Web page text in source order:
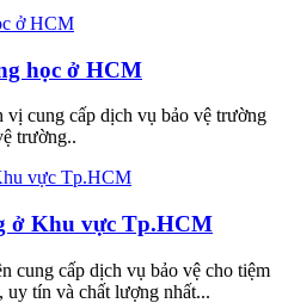
học ở HCM
cung cấp dịch vụ bảo vệ trường
trường..
ở Khu vực Tp.HCM
cung cấp dịch vụ bảo vệ cho tiệm
tín và chất lượng nhất...